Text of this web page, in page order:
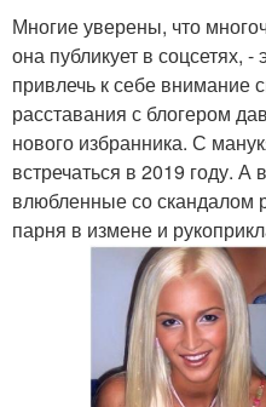
Многие уверены, что
она публикует в соцсетях,
привлечь к себе внимание
расставания с блогером
нового избранника. С
встречаться в 2019 году. А
влюбленные со скандалом
парня в измене и